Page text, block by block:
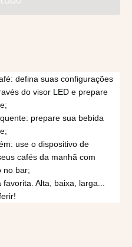
defina suas configurações
do visor LED e prepare
prepare sua bebida
use o dispositivo de
cafés da manhã com
no bar;
Alta, baixa, larga...